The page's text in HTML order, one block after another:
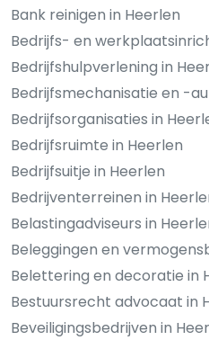
Bank reinigen in Heerlen
Bedrijfs- en
Bedrijfshulpverlening in
Bedrijfsmechanisatie en -
Bedrijfsorganisaties in
Bedrijfsruimte in Heerlen
Bedrijfsuitje in Heerlen
Bedrijventerreinen in
Belastingadviseurs in
Beleggingen en
Belettering en decoratie in
Bestuursrecht advocaat in
Beveiligingsbedrijven in